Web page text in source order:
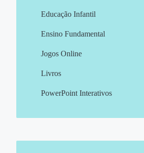
Educação Infantil
Ensino Fundamental
Jogos Online
Livros
PowerPoint Interativos